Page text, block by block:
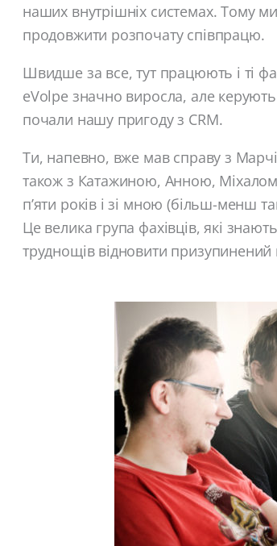
наших внутрішніх системах. Тому
продовжити розпочату співпрацю.
Швидше за все, тут працюють і ті
eVolpe значно виросла, але
почали нашу пригоду з CRM.
Ти, напевно, вже мав справу з
також з Катажиною, Анною,
п’яти років і зі мною (більш-менш
Це велика група фахівців, які
труднощів відновити